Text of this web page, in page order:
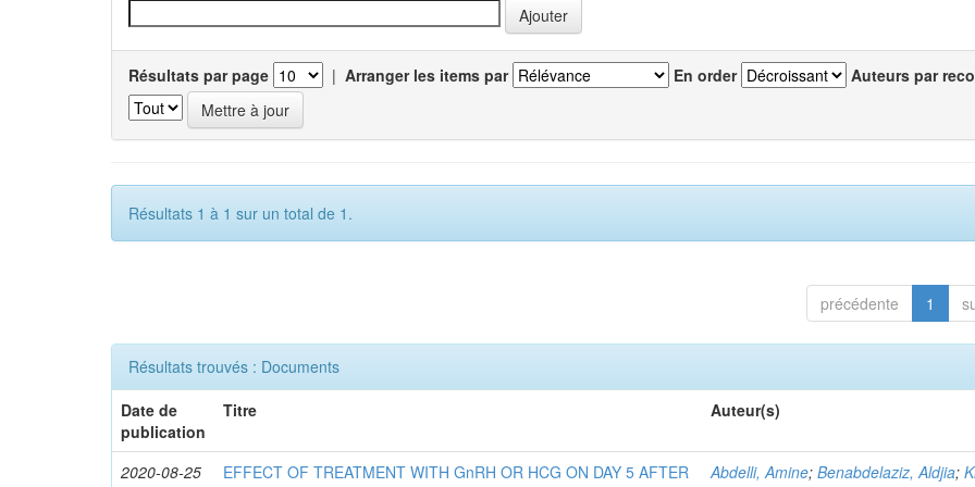
Résultats par page | Arranger les items par En order Auteurs par
Résultats 1 à 1 sur un total de 1.
précédente 1
Résultats trouvés : Documents
Date de
publication
Titre Auteur(s)
2020-08-25
EFFECT OF TREATMENT WITH GnRH OR HCG ON DAY 5 AFTER
Abdelli, Amine;Benabdelaziz, Aldjia;